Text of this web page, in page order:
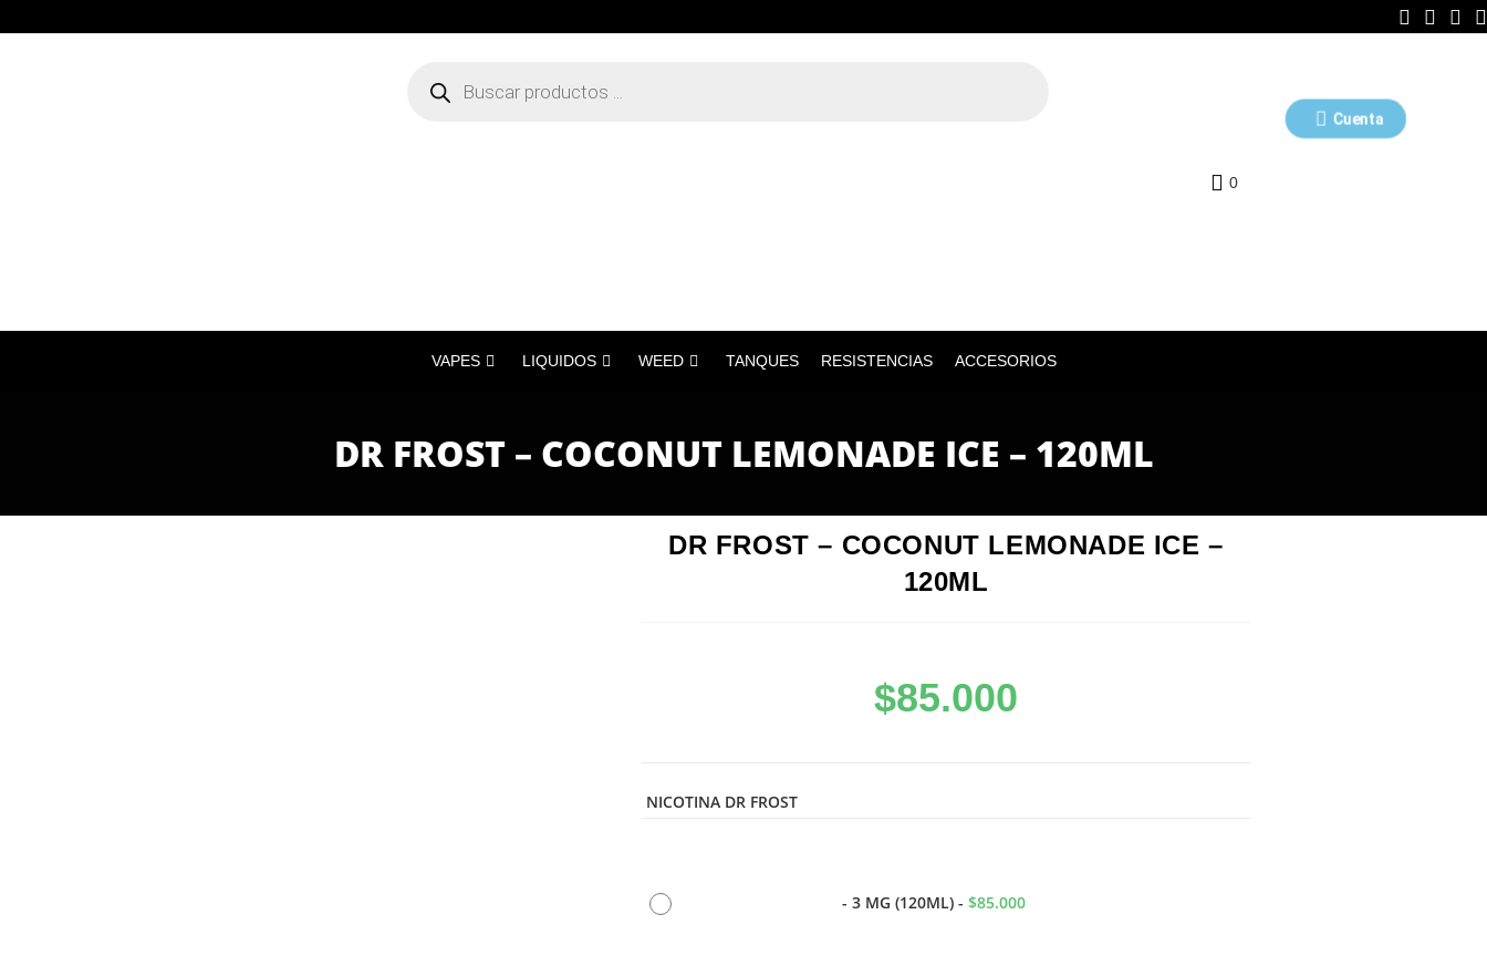
0
Cuenta
VAPES LIQUIDOS WEED TANQUES RESISTENCIAS ACCESORIOS
DR FROST – COCONUT LEMONADE ICE – 120ML
DR FROST – COCONUT LEMONADE ICE –
120ML
$85.000
NICOTINA DR FROST
- 3 MG (120ML) - $85.000